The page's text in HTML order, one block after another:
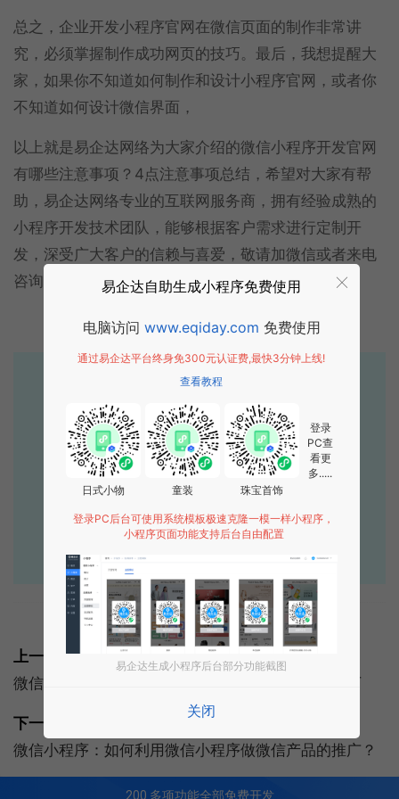
总之，企业开发小程序官网在微信页面的制作非常讲
究，必须掌握制作成功网页的技巧。最后，我想提醒大
家，如果你不知道如何制作和设计小程序官网，或者你
不知道如何设计微信界面，
以上就是易企达网络为大家介绍的微信小程序开发官网
有哪些注意事项？4点注意事项总结，希望对大家有帮
助，易企达网络专业的互联网服务商，拥有经验成熟的
小程序开发技术团队，能够根据客户需求进行定制开
发，深受广大客户的信赖与喜爱，敬请加微信或者来电
咨询~
易企达10年行业沉淀！
专业小程序、公众号H5 APP等软件开发
立即拨打电话享优惠
400-885-7836
点击获取报价
标签: 微信小程序 常见问题
上一篇:
微信小程序成功的案例有哪些？从四大行业来了解下
下一篇:
微信小程序：如何利用微信小程序做微信产品的推广？
200 多项功能全部免费开发
易企达自助生成小程序免费使用
电脑访问 www.eqiday.com 免费使用
通过易企达平台终身免300元认证费,最快3分钟上线!
查看教程
日式小物 童装 珠宝首饰
登录
PC查
看更
多.....
登录PC后台可使用系统模板极速克隆一模一样小程序，
小程序页面功能支持后台自由配置
易企达生成小程序后台部分功能截图
关闭